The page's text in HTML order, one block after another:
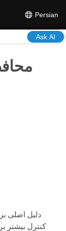
Persian
Ask AI
دلیل اصلی
کنترل بیشتر